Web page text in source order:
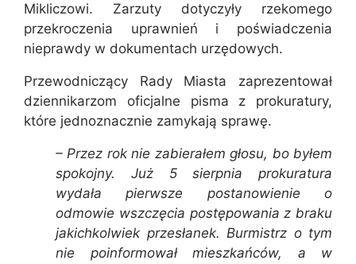
Mikliczowi. Zarzuty dotyczyły rzekomego
przekroczenia uprawnień i poświadczenia
nieprawdy w dokumentach urzędowych.
Przewodniczący Rady Miasta zaprezentował
dziennikarzom oficjalne pisma z prokuratury,
które jednoznacznie zamykają sprawę.
– Przez rok nie zabierałem głosu, bo byłem
spokojny. Już 5 sierpnia prokuratura
wydała pierwsze postanowienie o
odmowie wszczęcia postępowania z braku
jakichkolwiek przesłanek. Burmistrz o tym
nie poinformował mieszkańców, a w